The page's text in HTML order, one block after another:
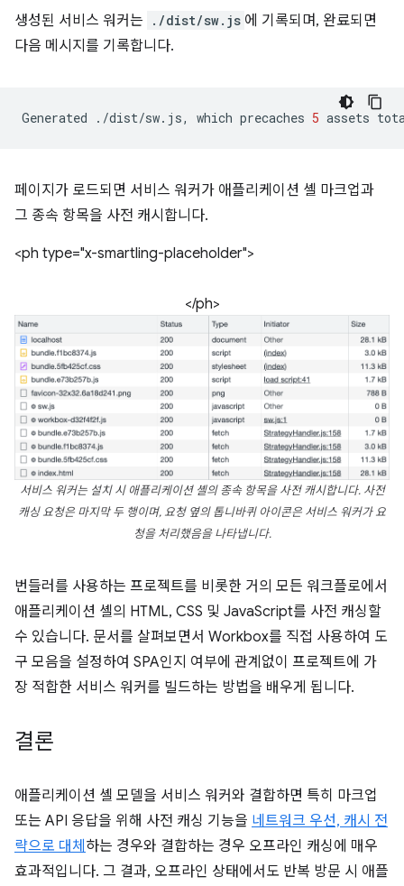
생성된 서비스 워커는 ./dist/sw.js 에 기록되며, 완료되면
다음 메시지를 기록합니다.
Generated ./dist/sw.js, which precaches 5 assets
페이지가 로드되면 서비스 워커가 애플리케이션 셸 마크업과
그 종속 항목을 사전 캐시합니다.
<ph type="x-smartling-placeholder">
</ph>
서비스 워커는 설치 시 애플리케이션 셸의 종속 항목을 사전 캐시합니다. 사전
캐싱 요청은 마지막 두 행이며, 요청 옆의 톱니바퀴 아이콘은 서비스 워커가 요
청을 처리했음을 나타냅니다.
번들러를 사용하는 프로젝트를 비롯한 거의 모든 워크플로에서
애플리케이션 셸의 HTML, CSS 및 JavaScript를 사전 캐싱할
수 있습니다. 문서를 살펴보면서 Workbox를 직접 사용하여 도
구 모음을 설정하여 SPA인지 여부에 관계없이 프로젝트에 가
장 적합한 서비스 워커를 빌드하는 방법을 배우게 됩니다.
결론
애플리케이션 셸 모델을 서비스 워커와 결합하면 특히 마크업
또는 API 응답을 위해 사전 캐싱 기능을 네트워크 우선, 캐시 전
략으로 대체 하는 경우와 결합하는 경우 오프라인 캐싱에 매우
효과적입니다. 그 결과, 오프라인 상태에서도 반복 방문 시 애플